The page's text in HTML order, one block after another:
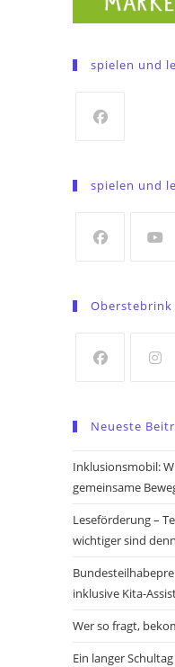
spielen und
a
tab
spielen und
a
tab
Oberstebrink
a
new
tab
new
tab
Neueste
Inklusionsmobil:
gemeinsame
Leseförderung –
wichtiger sind
inklusive Kita-
Wer so fragt,
Ein langer